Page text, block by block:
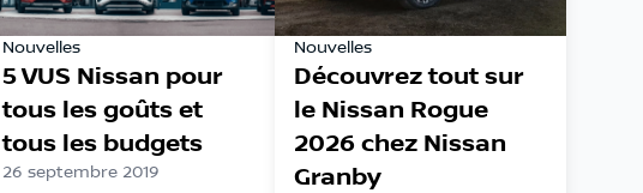
Nouvelles
5 VUS Nissan pour
tous les goûts et
tous les budgets
26 septembre 2019
Nouvelles
Découvrez tout sur
le Nissan Rogue
2026 chez Nissan
Granby